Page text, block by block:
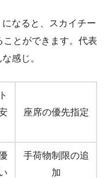
なると、スカイチー
ことができます。代表
感じ。
座席の優先指定
手荷物制限の追
加